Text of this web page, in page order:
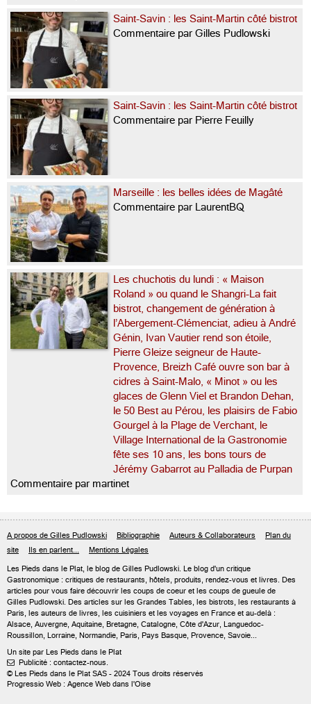
Saint-Savin : les Saint-Martin côté bistrot
Commentaire par Gilles Pudlowski
Saint-Savin : les Saint-Martin côté bistrot
Commentaire par Pierre Feuilly
Marseille : les belles idées de Magâté
Commentaire par LaurentBQ
Les chuchotis du lundi : « Maison
Roland » ou quand le Shangri-La fait
bistrot, changement de génération à
l’Abergement-Clémenciat, adieu à André
Génin, Ivan Vautier rend son étoile,
Pierre Gleize seigneur de Haute-
Provence, Breizh Café ouvre son bar à
cidres à Saint-Malo, « Minot » ou les
glaces de Glenn Viel et Brandon Dehan,
le 50 Best au Pérou, les plaisirs de Fabio
Gourgel à la Plage de Verchant, le
Village International de la Gastronomie
fête ses 10 ans, les bons tours de
Jérémy Gabarrot au Palladia de Purpan
Commentaire par martinet
A propos de Gilles Pudlowski Bibliographie Auteurs & Collaborateurs
Plan du
site
Ils en parlent... Mentions Légales
Les Pieds dans le Plat, le blog de Gilles Pudlowski. Le blog d'un critique
Gastronomique : critiques de restaurants, hôtels, produits, rendez-vous et livres. Des
articles pour vous faire découvrir les coups de coeur et les coups de gueule de
Gilles Pudlowski. Des articles sur les Grandes Tables, les bistrots, les restaurants à
Paris, les auteurs de livres, les cuisiniers et les voyages en France et au-delà :
Alsace, Auvergne, Aquitaine, Bretagne, Catalogne, Côte d'Azur, Languedoc-
Roussillon, Lorraine, Normandie, Paris, Pays Basque, Provence, Savoie...
Un site par Les Pieds dans le Plat
 Publicité : contactez-nous.
© Les Pieds dans le Plat SAS - 2024 Tous droits réservés
Progressio Web : Agence Web dans l'Oise